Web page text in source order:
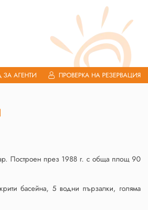
ЗА АГЕНТИ ПРОВЕРКА НА РЕЗЕРВАЦИЯ
Построен през 1988 г. с обща площ 90
басейна, 5 водни пързалки, голяма